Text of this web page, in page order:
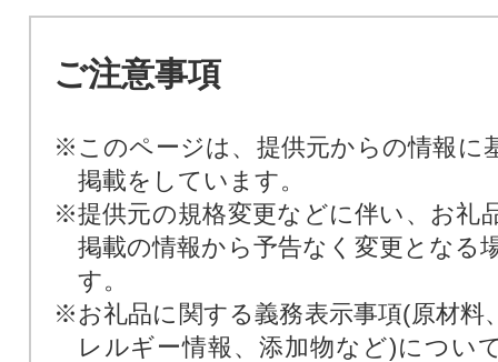
ご注意事項
※このページは、提供元からの情報に
掲載をしています。
※提供元の規格変更などに伴い、お礼
掲載の情報から予告なく変更となる
す。
※お礼品に関する義務表示事項(原材料
レルギー情報、添加物など)につい